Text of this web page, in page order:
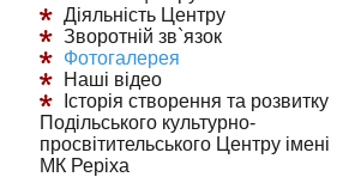
Діяльність Центру
Зворотній зв`язок
Фотогалерея
Наші відео
Історія створення та розвитку
Подільського культурно-
просвітительського Центру імені
МК Реріха